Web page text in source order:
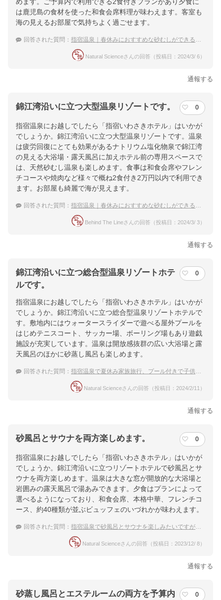
めます。ご予算内で利用できる2食付きプランがあり夕食に
は鹿児島の食材を使った和食会席料理が味わえます。客室も
海の見えるお部屋で気持ちよく過ごせます。
回答された質問： 指宿温泉｜春休みにおすすめな砂むしができる温泉宿は？
Natural Scienceさんの回答（投稿日：2024/3/ 6）
通報する
錦江湾沿いに立つ大型温泉リゾートです。 0
指宿温泉にお越しでしたら「指宿いわさきホテル」はいかが
でしょうか。錦江湾沿いに立つ大型温泉リゾートです。温泉
は疲労回復にとても効果があるナトリウム塩化物泉で錦江湾
の見える大浴場・露天風呂に加えホテル前の専用スペースで
は、天然砂むし温泉も楽しめます。食事は和食会席やフレン
チコースや焼肉など様々で概ね2食付き2万円以内で利用でき
ます。お部屋も綺麗で海が見えます。
回答された質問： 指宿温泉｜春休みにおすすめな砂むしができる温泉宿は？
Behind The Lineさんの回答（投稿日：2024/3/ 3）
通報する
錦江湾沿いに立つ総合型温泉リゾートホテ
ルです。
0
指宿温泉にお越しでしたら「指宿いわさきホテル」はいかが
でしょうか。錦江湾沿いに立つ総合型温泉リゾートホテルで
す。敷地内にはウォータースライダーで遊べる屋外プールを
はじめテニスコート、サッカー場、ボーリング場もあり遊戯
施設が充実しています。温泉は開放感抜群の広い大浴場と露
天風呂のほかに砂蒸し風呂も楽しめます。
回答された質問： 指宿温泉で夏休み家族旅行、プール付きで子供が喜ぶ温泉宿は？
Natural Scienceさんの回答（投稿日：2024/2/11）
通報する
砂風呂とサウナを両方楽しめます。 0
指宿温泉にお越しでしたら「指宿いわさきホテル」はいかが
でしょうか。錦江湾沿いに立つリゾートホテルで砂風呂とサ
ウナを両方楽しめます。温泉は大きな窓が開放的な大浴場と
岩囲みの露天風呂で湯あみできます。夕食はプランによって
選べるようになっており、和食会席、本格中華、フレンチコ
ース、約40種類が並ぶビュッフェのいづれかが味わえます。
回答された質問： 指宿温泉で砂風呂とサウナを楽しみたいですが、おすすめの宿はありますか？
Natural Scienceさんの回答（投稿日：2023/12/ 8）
通報する
砂蒸し風呂とエステルームの両方を予算内
0